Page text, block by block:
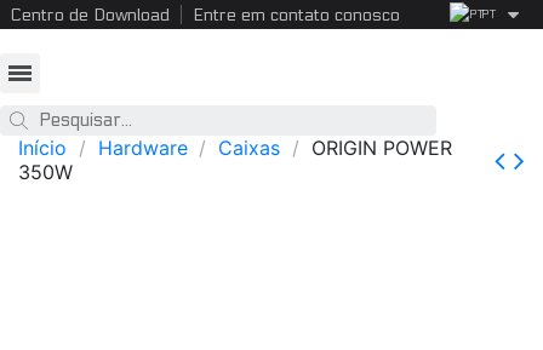
Centro de Download Entre em contato conosco PT
Início Hardware Caixas
ORIGIN POWER
350W